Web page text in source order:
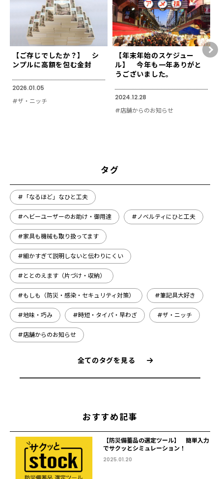
【ご存じでしたか？】 シ
ンプルに高額を包む金封
2026.01.05
#ザ・ニッチ
【年末年始のスケジュー
ル】 今年も一年ありがと
うございました。
2024.12.28
#店舗からのお知らせ
タグ
#「なるほど」なひと工夫
#ヘビーユーザーのお助け・御用達 #ノベルティにひと工夫
#家具も機械も取り扱ってます
#細かすぎて説明しないと伝わりにくい
#ととのえます（片づけ・収納）
#もしも（防災・感染・セキュリティ対策） #筆記具大好き
#地味・巧み #時短・タイパ・早わざ #ザ・ニッチ
#店舗からのお知らせ
全てのタグを見る
おすすめ記事
【防災備蓄品の選定ツール】 簡単入力
でサクッとシミュレーション！
2025.01.20